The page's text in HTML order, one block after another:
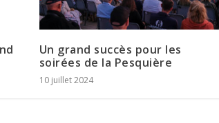
Un grand succès pour les
soirées de la Pesquière
10 juillet 2024